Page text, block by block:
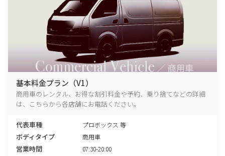
基本料金プラン（V1）
商用車のレンタル、お得な割引料金や予約、乗り捨てなどの詳細
は、こちらから各店舗にお電話ください。
代表車種 プロボックス 等
ボディタイプ 商用車
営業時間 07:30-20:00